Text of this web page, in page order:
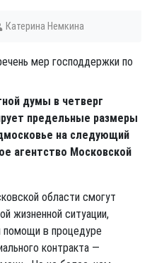
Катерина Немкина
думы в четверг
предельные размеры
на следующий
агентство Московской
области смогут
жизненной ситуации,
помощи в процедуре
контракта —